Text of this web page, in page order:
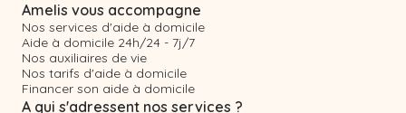
Amelis vous accompagne
Nos services d'aide à domicile
Aide à domicile 24h/24 - 7j/7
Nos auxiliaires de vie
Nos tarifs d'aide à domicile
Financer son aide à domicile
A qui s'adressent nos services ?